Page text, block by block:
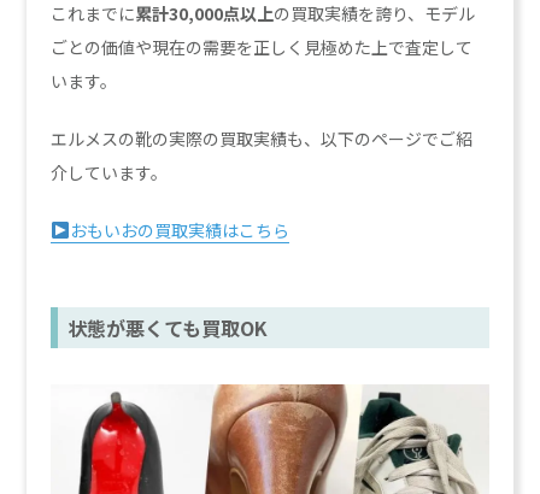
これまでに累計30,000点以上の買取実績を誇り、モデル
ごとの価値や現在の需要を正しく見極めた上で査定して
います。
エルメスの靴の実際の買取実績も、以下のページでご紹
介しています。
おもいおの買取実績はこちら
状態が悪くても買取OK